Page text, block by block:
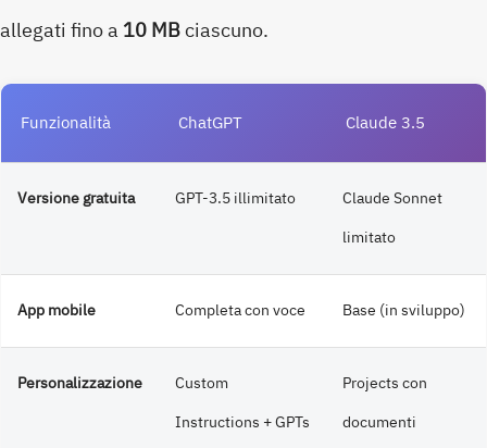
allegati fino a 10 MBciascuno.
Funzionalità ChatGPT Claude 3.5
Versione gratuita GPT-3.5 illimitato
Claude Sonnet
limitato
App mobile Completa con voce Base (in sviluppo)
Personalizzazione
Custom
Instructions + GPTs
Projects con
documenti